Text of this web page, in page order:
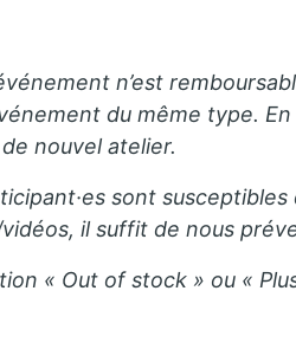
n’est
du même type. En
nouvel atelier.
sont susceptibles
il suffit de nous
« Out of stock » ou «